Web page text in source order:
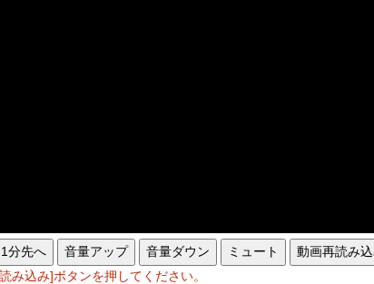
1分先へ 音量アップ 音量ダウン ミュート
動画再読み
込み]ボタンを押してください。